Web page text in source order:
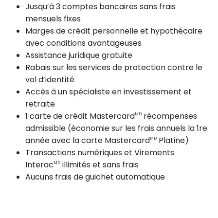
Jusqu’à 3 comptes bancaires sans frais
mensuels fixes
Marges de crédit personnelle et hypothécaire
avec conditions avantageuses
Assistance juridique gratuite
Rabais sur les services de protection contre le
vol d’identité
Accès à un spécialiste en investissement et
retraite
1 carte de crédit MastercardMD récompenses
admissible (économie sur les frais annuels la 1re
année avec la carte MastercardMD Platine)
Transactions numériques et Virements
InteracMD illimités et sans frais
Aucuns frais de guichet automatique